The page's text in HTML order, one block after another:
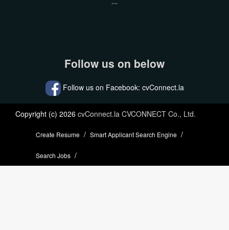
....
Follow us on below
Follow us on Facebook: cvConnect.la
Copyright (c) 2026 cvConnect.la CVCONNECT Co., Ltd.
Create Resume Smart Applicant Search Engine
Search Jobs